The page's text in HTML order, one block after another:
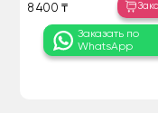
8 400 ₸
Заказать по
WhatsApp